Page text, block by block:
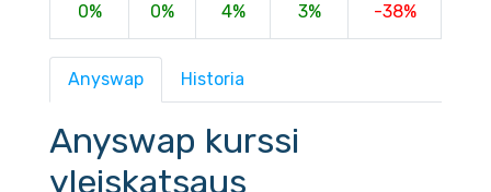
0% 0% 4% 3% -38%
Anyswap Historia
Anyswap kurssi
yleiskatsaus